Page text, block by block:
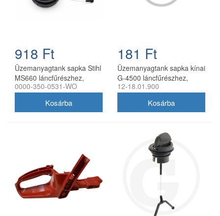
918 Ft
Üzemanyagtank sapka Stihl
MS660 láncfűrészhez,
utángyártott
0000-350-0531-WO
181 Ft
Üzemanyagtank sapka kínai
G-4500 láncfűrészhez,
utángyártott
12-18.01.900